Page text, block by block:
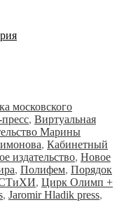
московского
, Виртуальная
Марины
, Кабинетный
издательство, Новое
, Полифем, Порядок
, Цирк Олимп +
, Jaromir Hladik press,